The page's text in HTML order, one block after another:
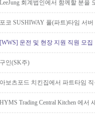
LeeJung 회계법인에서 함께할 분을
포코 SUSHIWAY 풀(파트)타임 서버
[WWS] 운전 및 현장 지원 직원 모집
구인(SK주)
아보츠포드 치킨집에서 파트타임
HYMS Trading Central Kitchen 에